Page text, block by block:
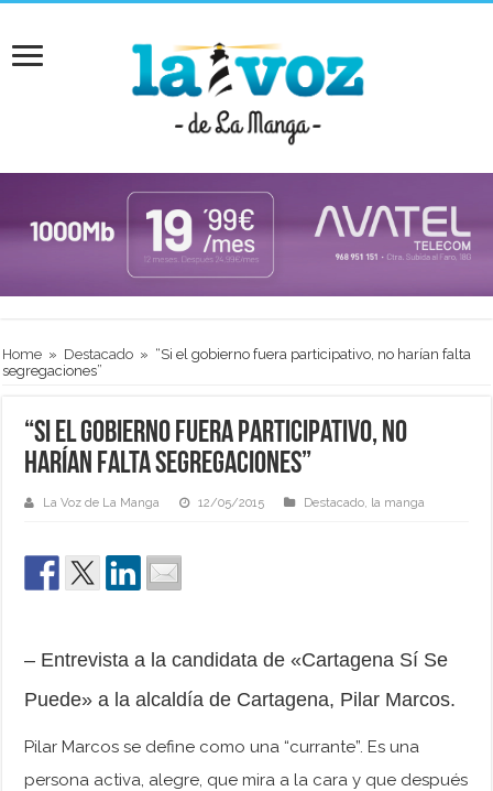
Home » Destacado » “Si el gobierno fuera participativo, no harían falta
segregaciones”
“Si el gobierno fuera participativo, no
harían falta segregaciones”
La Voz de La Manga 12/05/2015 Destacado, la manga
– Entrevista a la candidata de «Cartagena Sí Se
Puede» a la alcaldía de Cartagena, Pilar Marcos.
Pilar Marcos se define como una “currante”. Es una
persona activa, alegre, que mira a la cara y que después